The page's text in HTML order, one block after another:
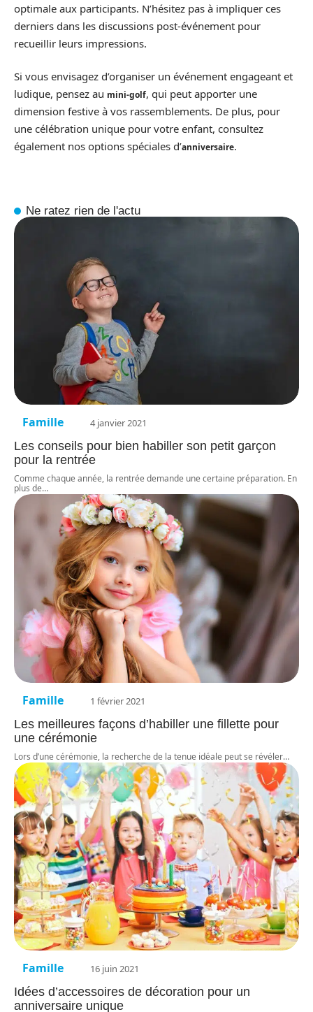
optimale aux participants. N’hésitez pas à impliquer ces
derniers dans les discussions post-événement pour
recueillir leurs impressions.
Si vous envisagez d’organiser un événement engageant et
ludique, pensez au mini-golf, qui peut apporter une
dimension festive à vos rassemblements. De plus, pour
une célébration unique pour votre enfant, consultez
également nos options spéciales d’anniversaire.
Ne ratez rien de l'actu
Famille 4 janvier 2021
Les conseils pour bien habiller son petit garçon
pour la rentrée
Comme chaque année, la rentrée demande une certaine préparation. En
plus de…
Famille 1 février 2021
Les meilleures façons d’habiller une fillette pour
une cérémonie
Lors d’une cérémonie, la recherche de la tenue idéale peut se révéler…
Famille 16 juin 2021
Idées d’accessoires de décoration pour un
anniversaire unique